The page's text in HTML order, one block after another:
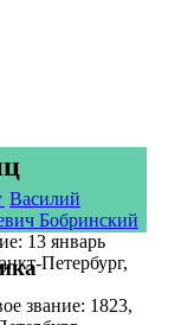
Василий
Бобринский
13 январь
Петербург,
звание: 1823,